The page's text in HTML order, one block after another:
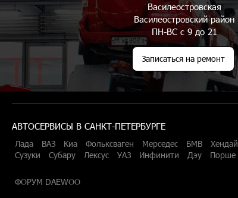
Василеостровская
Василеостровский район
ПН-ВС с 9 до 21
Записаться на ремонт
АВТОСЕРВИСЫ В САНКТ-ПЕТЕРБУРГЕ
Лада ВАЗ Киа Фольксваген Мерседес БМВ Хендай
Сузуки
Субару Лексус УАЗ Инфинити Дэу Порше
ФОРУМ DAEWOO